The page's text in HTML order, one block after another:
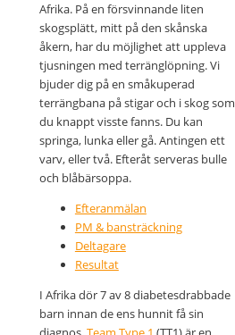
Afrika. På en försvinnande liten
skogsplätt, mitt på den skånska
åkern, har du möjlighet att uppleva
tjusningen med terränglöpning. Vi
bjuder dig på en småkuperad
terrängbana på stigar och i skog som
du knappt visste fanns. Du kan
springa, lunka eller gå. Antingen ett
varv, eller två. Efteråt serveras bulle
och blåbärsoppa.
Efteranmälan
PM & bansträckning
Deltagare
Resultat
I Afrika dör 7 av 8 diabetesdrabbade
barn innan de ens hunnit få sin